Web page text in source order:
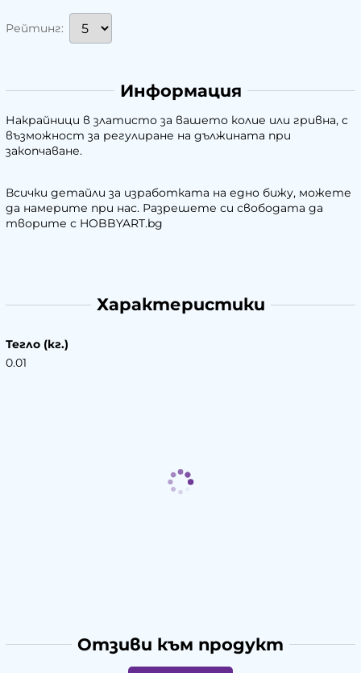
Рейтинг:
Информация
Накрайници в златисто за вашето колие или гривна, с
възможност за регулиране на дължината при
закопчаване.
Всички детайли за изработката на едно бижу, можете
да намерите при нас. Разрешете си свободата да
творите с HOBBYART.bg
Характеристики
Тегло (кг.)
0.01
Отзиви към продукт